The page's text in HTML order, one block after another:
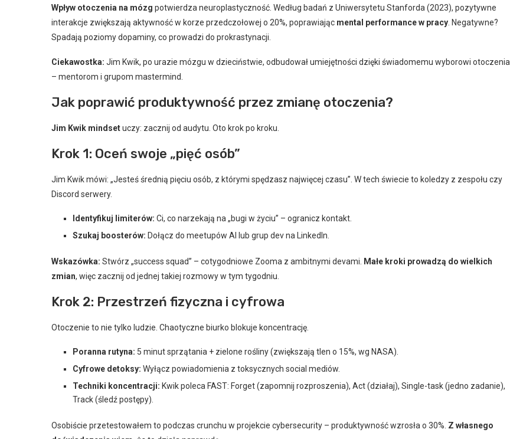
Wpływ otoczenia na mózg potwierdza neuroplastyczność. Według badań z Uniwersytetu Stanforda (2023), pozytywne
interakcje zwiększają aktywność w korze przedczołowej o 20%, poprawiając mental performance w pracy . Negatywne?
Spadają poziomy dopaminy, co prowadzi do prokrastynacji.
Ciekawostka: Jim Kwik, po urazie mózgu w dzieciństwie, odbudował umiejętności dzięki świadomemu wyborowi otoczenia
– mentorom i grupom mastermind.
Jak poprawić produktywność przez zmianę otoczenia?
Jim Kwik mindsetuczy: zacznij od audytu. Oto krok po kroku.
Krok 1: Oceń swoje „pięć osób”
Jim Kwik mówi: „Jesteś średnią pięciu osób, z którymi spędzasz najwięcej czasu”. W tech świecie to koledzy z zespołu czy
Discord serwery.
Identyfikuj limiterów: Ci, co narzekają na „bugi w życiu” – ogranicz kontakt.
Szukaj boosterów: Dołącz do meetupów AI lub grup dev na LinkedIn.
Wskazówka: Stwórz „success squad” – cotygodniowe Zooma z ambitnymi devami.
Małe kroki prowadzą do wielkich
zmian, więc zacznij od jednej takiej rozmowy w tym tygodniu.
Krok 2: Przestrzeń fizyczna i cyfrowa
Otoczenie to nie tylko ludzie. Chaotyczne biurko blokuje koncentrację.
Poranna rutyna: 5 minut sprzątania + zielone rośliny (zwiększają tlen o 15%, wg NASA).
Cyfrowe detoksy: Wyłącz powiadomienia z toksycznych social mediów.
Techniki koncentracji: Kwik poleca FAST: Forget (zapomnij rozproszenia), Act (działaj), Single-task (jedno zadanie),
Track (śledź postępy).
Osobiście przetestowałem to podczas crunchu w projekcie cybersecurity – produktywność wzrosła o 30%. Z własnego